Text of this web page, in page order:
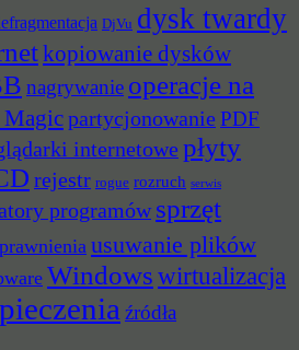
DjVu dysk twardy
kopiowanie dysków
nagrywanie operacje na
Magicpartycjonowanie PDF
internetowe płyty
rejestr rogue rozruch serwis
programów sprzęt
usuwanie plików
Windowswirtualizacja
źródła